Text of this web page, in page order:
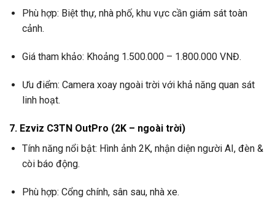
Phù hợp: Biệt thự, nhà phố, khu vực cần giám sát toàn
cảnh.
Giá tham khảo: Khoảng 1.500.000 – 1.800.000 VNĐ.
Ưu điểm: Camera xoay ngoài trời với khả năng quan sát
linh hoạt.
7. Ezviz C3TN OutPro (2K – ngoài trời)
Tính năng nổi bật: Hình ảnh 2K, nhận diện người AI, đèn &
còi báo động.
Phù hợp: Cổng chính, sân sau, nhà xe.